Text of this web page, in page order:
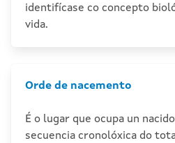
identifícase co concepto
vida.
Orde de nacemento
É o lugar que ocupa un
secuencia cronolóxica do